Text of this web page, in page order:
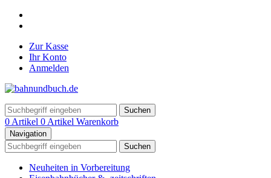
Zur Kasse
Ihr Konto
Anmelden
Suchen
0 Artikel 0 Artikel Warenkorb
Navigation
Suchen
Neuheiten in Vorbereitung